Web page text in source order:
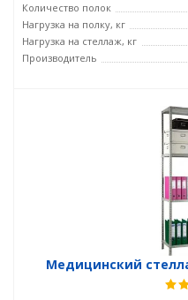
Количество полок
Нагрузка на полку, кг
Нагрузка на стеллаж, кг
Производитель
Медицинский